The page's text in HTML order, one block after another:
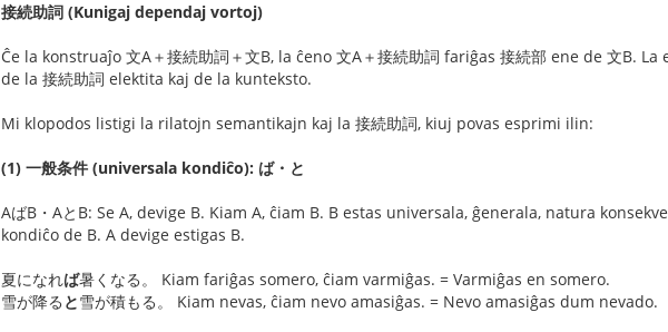
接続助詞 (Kunigaj dependaj vortoj)
Ĉe la konstruaĵo 文A＋接続助詞＋文B, la ĉeno 文A＋接続助詞 fariĝas 接続部 ene de 文B.
de la 接続助詞 elektita kaj de la kunteksto.
Mi klopodos listigi la rilatojn semantikajn kaj la 接続助詞, kiuj povas esprimi ilin:
(1) 一般条件 (universala kondiĉo): ば・と
AばB・AとB: Se A, devige B. Kiam A, ĉiam B. B estas universala, ĝenerala, natura
kondiĉo de B. A devige estigas B.
夏になれば暑くなる。 Kiam fariĝas somero, ĉiam varmiĝas. = Varmiĝas en somero.
雪が降る と雪が積もる。 Kiam nevas, ĉiam nevo amasiĝas. = Nevo amasiĝas dum nevado.